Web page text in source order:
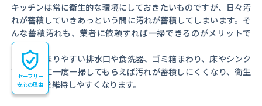
キッチンは常に衛生的な環境にしておきたいものですが、日々汚
れが蓄積していきあっという間に汚れが蓄積してしまいます。そ
んな蓄積汚れも、業者に依頼すれば一掃できるのがメリットで
す。
汚れがたまりやすい排水口や食洗器、ゴミ箱まわり、床やシンク
下は、特に一度一掃してもらえば汚れが蓄積しにくくなり、衛生
的な環境を維持しやすくなります。
セーフリー
安心の理由